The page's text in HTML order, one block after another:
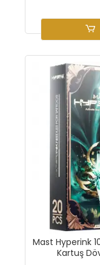
Mast Hyperink
Kartuş